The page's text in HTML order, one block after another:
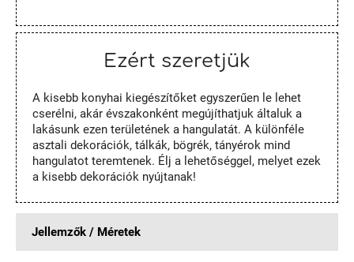
Ezért szeretjük
A kisebb konyhai kiegészítőket egyszerűen le lehet
cserélni, akár évszakonként megújíthatjuk általuk a
lakásunk ezen területének a hangulatát. A különféle
asztali dekorációk, tálkák, bögrék, tányérok mind
hangulatot teremtenek. Élj a lehetőséggel, melyet ezek
a kisebb dekorációk nyújtanak!
Jellemzők / Méretek